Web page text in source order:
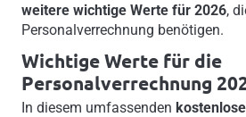
weitere wichtige Werte für 2026,
Personalverrechnung benötigen.
Wichtige Werte für die
Personalverrechnung
In diesem umfassenden